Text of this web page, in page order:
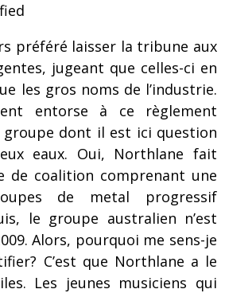
laisser la tribune aux
jugeant que celles-ci en
les gros noms de l’industrie.
entorse à ce règlement
dont il est ici question
eaux. Oui, Northlane fait
de coalition comprenant une
de metal progressif
le groupe australien n’est
Alors, pourquoi me sens-je
C’est que Northlane a le
Les jeunes musiciens qui